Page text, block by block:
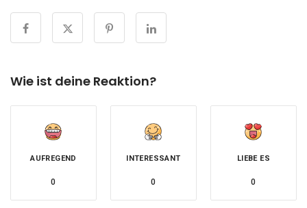
Wie ist deine Reaktion?
AUFREGEND
0
INTERESSANT
0
LIEBE ES
0